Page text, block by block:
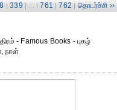
| 339 | ... | 761 | 762 | தொடர்ச்சி ››
- Famous Books - புகழ்
நாள்